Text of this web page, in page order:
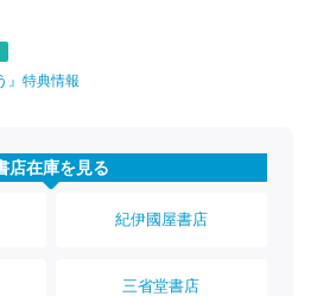
』特典情報
店在庫を見る
紀伊國屋書店
三省堂書店